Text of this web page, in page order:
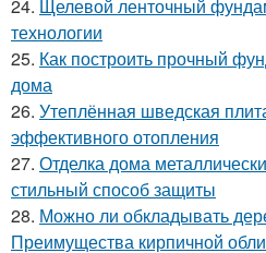
24. Щелевой ленточный
технологии
25. Как построить прочный
дома
26. Утеплённая шведская
эффективного отопления
27. Отделка дома
стильный способ защиты
28. Можно ли обкладывать
Преимущества кирпичной